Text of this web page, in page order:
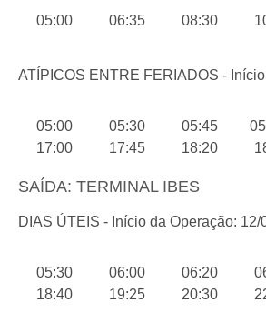
05:00 06:35 08:30
ATÍPICOS ENTRE FERIADOS -
05:00 05:30 05:45
17:00
17:45 18:20
SAÍDA: TERMINAL IBES
DIAS ÚTEIS - Início da Operação: 12/
05:30 06:00 06:20
18:40
19:25 20:30